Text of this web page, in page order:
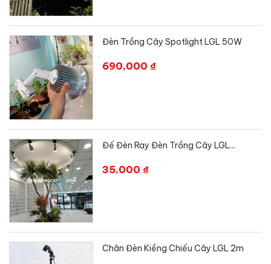
Đèn Trồng Cây Spotlight LGL 50W
690,000 ₫
Đế Đèn Ray Đèn Trồng Cây LGL...
35,000 ₫
Chân Đèn Kiềng Chiếu Cây LGL 2m